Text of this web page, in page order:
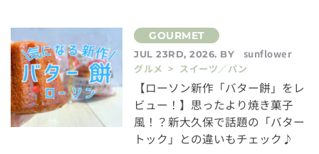
JUL 23RD, 2026. BY
sunflower
グルメ > スイーツ／パン
【ローソン新作「バター餅」をレ
ビュー！】思ったより焼き菓子
風！？新大久保で話題の「バター
トック」との違いもチェック♪